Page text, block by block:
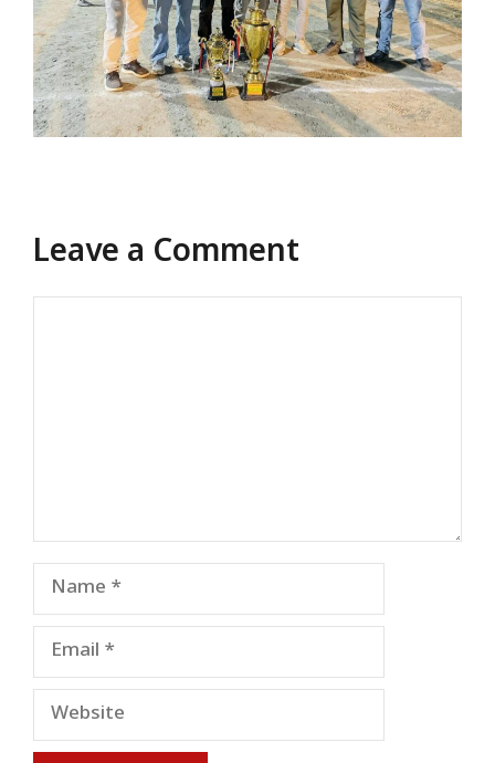
Leave a Comment
Name
Email
Website